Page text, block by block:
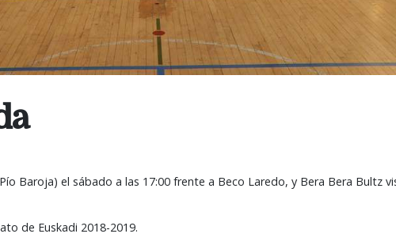
Baroja) el sábado a las 17:00 frente a Beco Laredo, y Bera Bera Bultz
de Euskadi 2018-2019.